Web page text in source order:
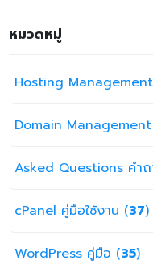
หมวดหมู่
Hosting
Domain
Asked Questions คำ
cPanel คู่มือใช้งาน (37)
WordPress คู่มือ (35)